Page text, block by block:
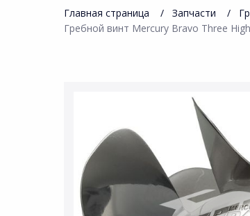
Главная страница Запчасти
Гребной винт Mercury Bravo Three